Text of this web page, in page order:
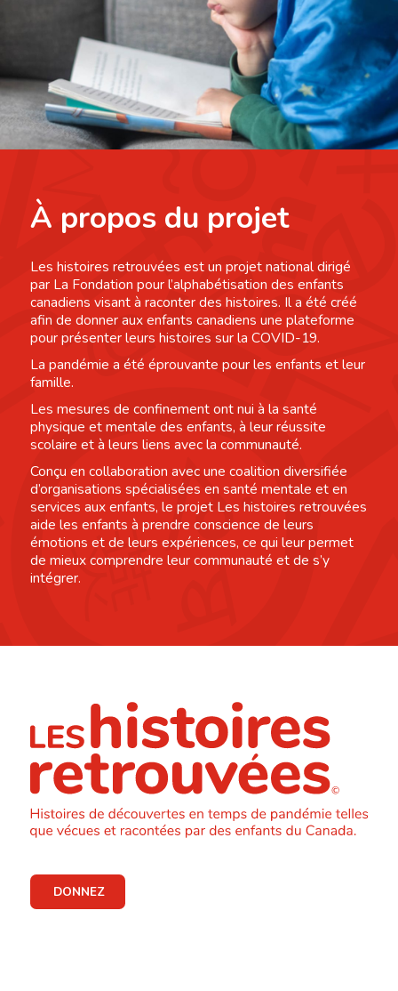
À propos du projet
Les histoires retrouvées est un projet national dirigé
par La Fondation pour l’alphabétisation des enfants
canadiens visant à raconter des histoires. Il a été créé
afin de donner aux enfants canadiens une plateforme
pour présenter leurs histoires sur la COVID-19.
La pandémie a été éprouvante pour les enfants et leur
famille.
Les mesures de confinement ont nui à la santé
physique et mentale des enfants, à leur réussite
scolaire et à leurs liens avec la communauté.
Conçu en collaboration avec une coalition diversifiée
d’organisations spécialisées en santé mentale et en
services aux enfants, le projet Les histoires retrouvées
aide les enfants à prendre conscience de leurs
émotions et de leurs expériences, ce qui leur permet
de mieux comprendre leur communauté et de s’y
intégrer.
DONNEZ